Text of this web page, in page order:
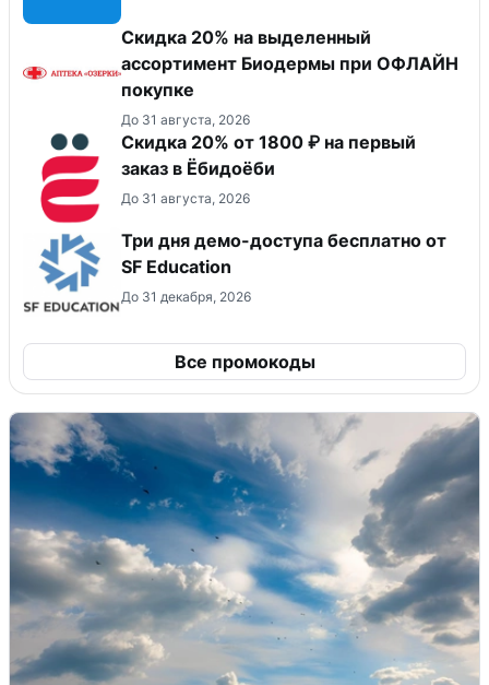
Скидка 20% на выделенный
ассортимент Биодермы при ОФЛАЙН
покупке
До 31 августа, 2026
Скидка 20% от 1800 ₽ на первый
заказ в Ёбидоёби
До 31 августа, 2026
Три дня демо-доступа бесплатно от
SF Education
До 31 декабря, 2026
Все промокоды